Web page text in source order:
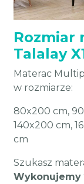
Rozmiar
Talalay
Materac
w rozmiarze:
80x200 cm,
140x200 cm,
cm
Szukasz
Wykonujemy